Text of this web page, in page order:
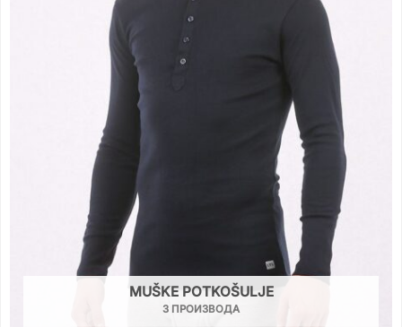
MUŠKE POTKOŠULJE
3 ПРОИЗВОДА